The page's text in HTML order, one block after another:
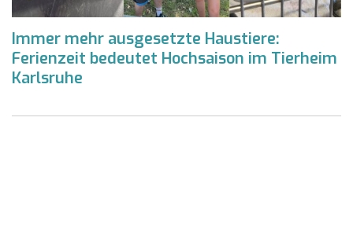
Immer mehr ausgesetzte Haustiere:
Ferienzeit bedeutet Hochsaison im Tierheim
Karlsruhe